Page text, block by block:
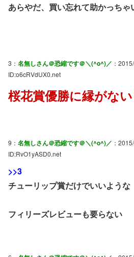
あらやだ、買い忘れて助かっちゃ
3： 名無しさん＠恐縮です＠＼(^o^)／ ：
ID:o6cRVdUX0.net
桜花賞優勝に縁がな
9： 名無しさん＠恐縮です＠＼(^o^)／ ：
ID:RvO1yASD0.net
>>3
チューリップ賞だけでいいような
フィリーズレビューも要らない